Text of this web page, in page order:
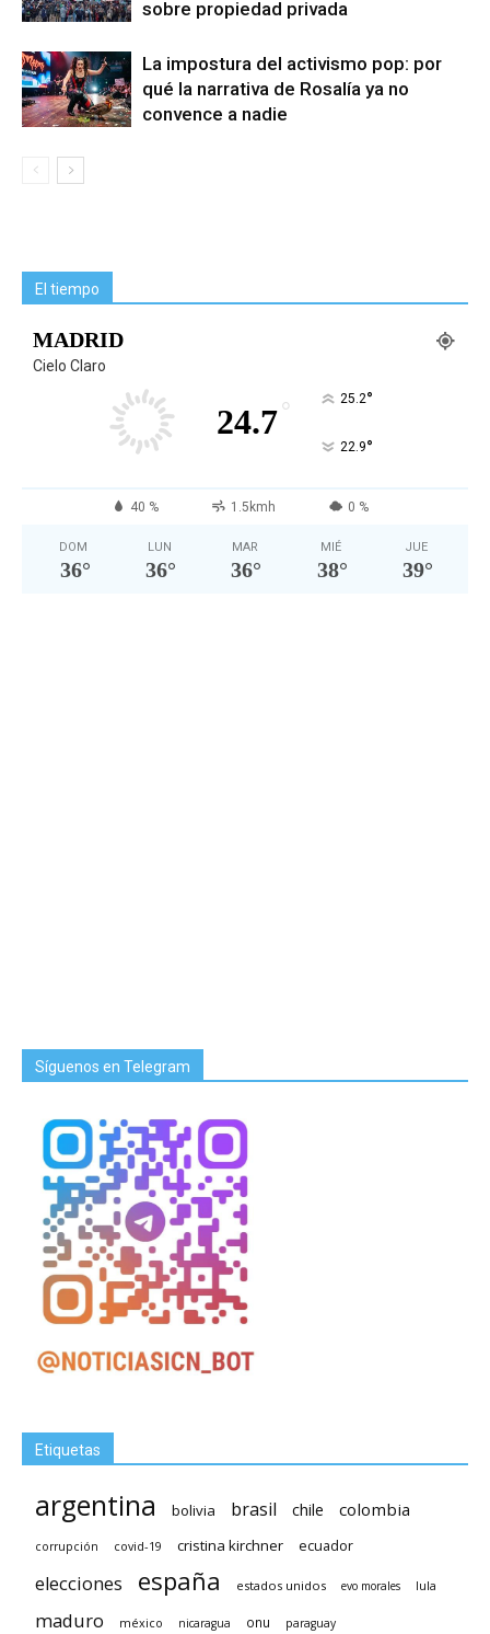
sobre propiedad privada
La impostura del activismo pop: por
qué la narrativa de Rosalía ya no
convence a nadie
El tiempo
MADRID
Cielo Claro
24.7° 25.2°
22.9°
40 % 1.5kmh 0 %
DOM
36°
LUN
36°
MAR
36°
MIÉ
38°
JUE
39°
Síguenos en Telegram
Etiquetas
argentina bolivia brasil chile colombia
corrupción covid-19 cristina kirchner ecuador
elecciones españa estados unidos evo morales lula
maduro méxico nicaragua onu paraguay